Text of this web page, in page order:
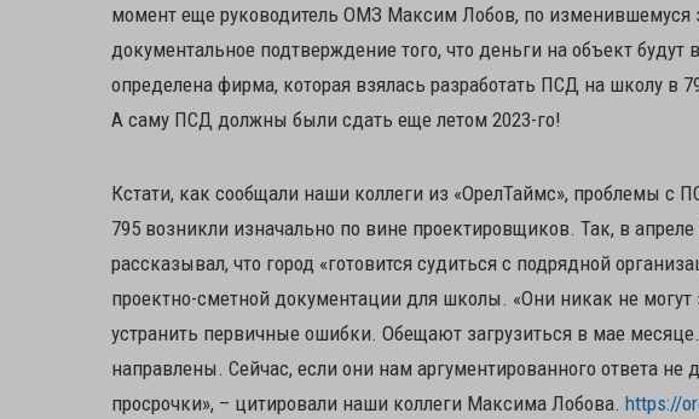
момент еще руководитель ОМЗ Максим Лобов, по изменившемуся
документальное подтверждение того, что деньги на объект
определена фирма, которая взялась разработать ПСД на школу в
А саму ПСД должны были сдать еще летом 2023-го!
Кстати, как сообщали наши коллеги из «ОрелТаймс», проблемы с
795 возникли изначально по вине проектировщиков. Так, в
рассказывал, что город «готовится судиться с подрядной
проектно-сметной документации для школы. «Они никак не могут
устранить первичные ошибки. Обещают загрузиться в мае
направлены. Сейчас, если они нам аргументированного ответа
просрочки», – цитировали наши коллеги Максима Лобова. https://